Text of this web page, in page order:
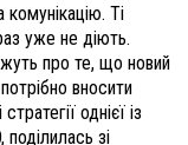
Ті
уже не діють.
про те, що новий
вносити
однієї із
поділилась зі